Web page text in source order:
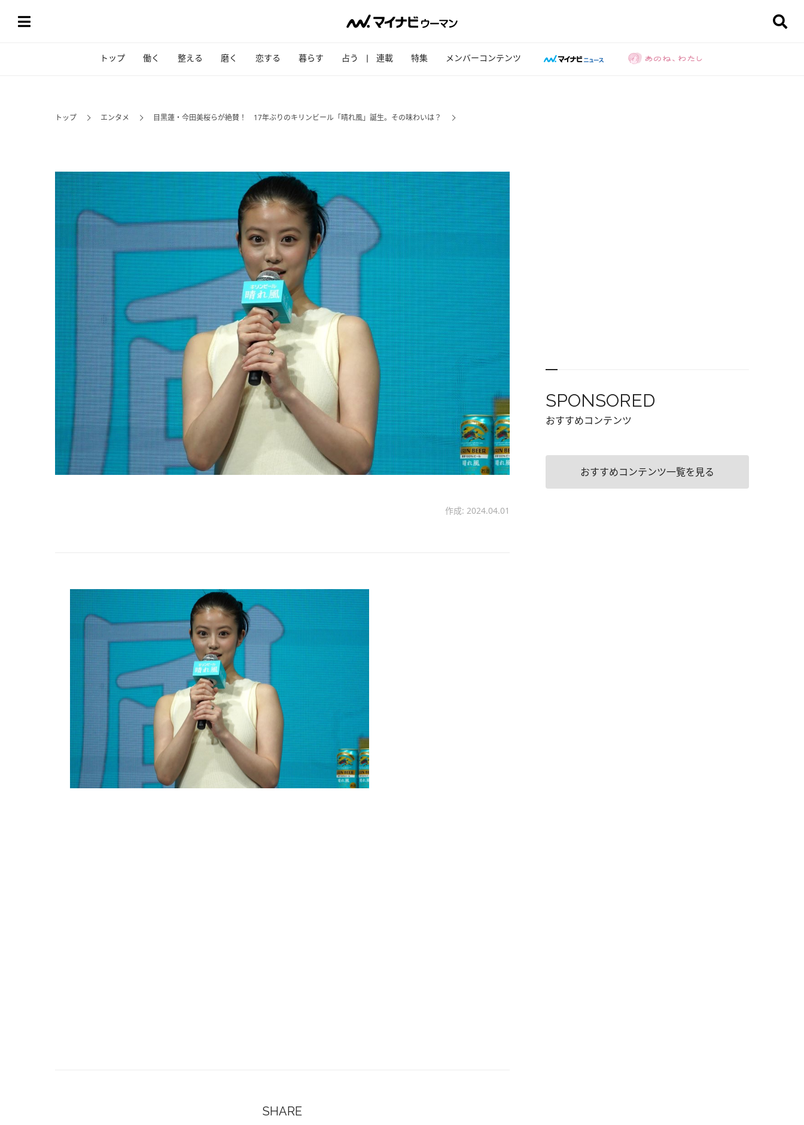
トップ 働く 整える 磨く 恋する 暮らす 占う 連載 特集 メンバーコンテンツ
トップ エンタメ 目黒蓮・今田美桜らが絶賛！ 17年ぶりのキリンビール「晴れ風」誕生。その味わいは？
作成: 2024.04.01
SHARE
SPONSORED
おすすめコンテンツ
おすすめコンテンツ一覧を見る